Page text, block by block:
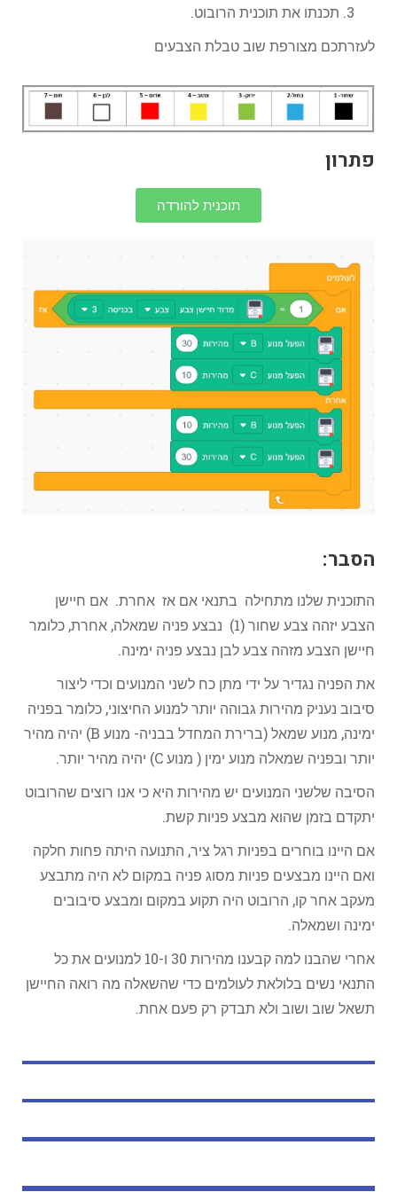
תכנתו את תוכנית הרובוט.
לעזרתכם מצורפת שוב טבלת הצבעים
פתרון
תוכנית להורדה
הסבר:
התוכנית שלנו מתחילה בתנאי אם אז אחרת. אם חיישן
הצבע יזהה צבע שחור (1) נבצע פניה שמאלה, אחרת, כלומר
חיישן הצבע מזהה צבע לבן נבצע פניה ימינה.
את הפניה נגדיר על ידי מתן כח לשני המנועים וכדי ליצור
סיבוב נעניק מהירות גבוהה יותר למנוע החיצוני, כלומר בפניה
ימינה, מנוע שמאל (ברירת המחדל בבניה- מנוע B) יהיה מהיר
יותר ובפניה שמאלה מנוע ימין ( מנוע C) יהיה מהיר יותר.
הסיבה שלשני המנועים יש מהירות היא כי אנו רוצים שהרובוט
יתקדם בזמן שהוא מבצע פניות קשת.
אם היינו בוחרים בפניות רגל ציר, התנועה היתה פחות חלקה
ואם היינו מבצעים פניות מסוג פניה במקום לא היה מתבצע
מעקב אחר קו, הרובוט היה תקוע במקום ומבצע סיבובים
ימינה ושמאלה.
אחרי שהבנו למה קבענו מהירות 30 ו-10 למנועים את כל
התנאי נשים בלולאת לעולמים כדי שהשאלה מה רואה החיישן
תשאל שוב ושוב ולא תבדק רק פעם אחת.